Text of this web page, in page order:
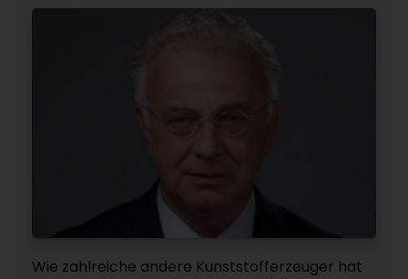
Wie zahlreiche andere Kunststofferzeuger hat